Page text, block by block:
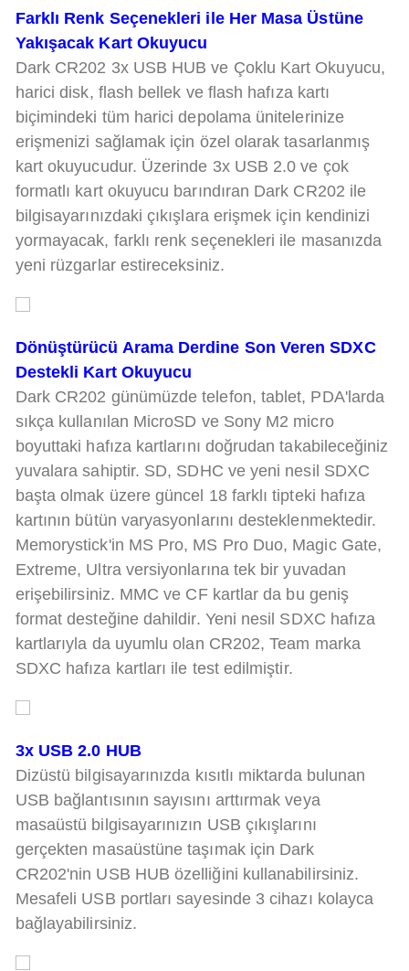
Farklı Renk Seçenekleri ile Her Masa Üstüne
Yakışacak Kart Okuyucu
Dark CR202 3x USB HUB ve Çoklu Kart Okuyucu,
harici disk, flash bellek ve flash hafıza kartı
biçimindeki tüm harici depolama ünitelerinize
erişmenizi sağlamak için özel olarak tasarlanmış
kart okuyucudur. Üzerinde 3x USB 2.0 ve çok
formatlı kart okuyucu barındıran Dark CR202 ile
bilgisayarınızdaki çıkışlara erişmek için kendinizi
yormayacak, farklı renk seçenekleri ile masanızda
yeni rüzgarlar estireceksiniz.
Dönüştürücü Arama Derdine Son Veren SDXC
Destekli Kart Okuyucu
Dark CR202 günümüzde telefon, tablet, PDA'larda
sıkça kullanılan MicroSD ve Sony M2 micro
boyuttaki hafıza kartlarını doğrudan takabileceğiniz
yuvalara sahiptir. SD, SDHC ve yeni nesil SDXC
başta olmak üzere güncel 18 farklı tipteki hafıza
kartının bütün varyasyonlarını desteklenmektedir.
Memorystick'in MS Pro, MS Pro Duo, Magic Gate,
Extreme, Ultra versiyonlarına tek bir yuvadan
erişebilirsiniz. MMC ve CF kartlar da bu geniş
format desteğine dahildir. Yeni nesil SDXC hafıza
kartlarıyla da uyumlu olan CR202, Team marka
SDXC hafıza kartları ile test edilmiştir.
3x USB 2.0 HUB
Dizüstü bilgisayarınızda kısıtlı miktarda bulunan
USB bağlantısının sayısını arttırmak veya
masaüstü bilgisayarınızın USB çıkışlarını
gerçekten masaüstüne taşımak için Dark
CR202'nin USB HUB özelliğini kullanabilirsiniz.
Mesafeli USB portları sayesinde 3 cihazı kolayca
bağlayabilirsiniz.